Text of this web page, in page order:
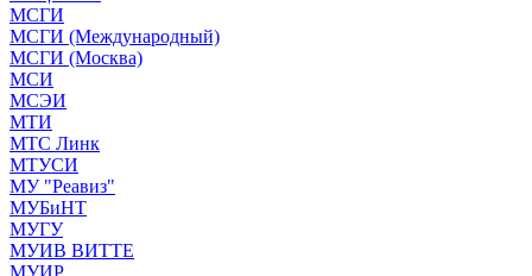
МСГИ
МСГИ (Международный)
МСГИ (Москва)
МСИ
МСЭИ
МТИ
МТС Линк
МТУСИ
МУ "Реавиз"
МУБиНТ
МУГУ
МУИВ ВИТТЕ
МУИР